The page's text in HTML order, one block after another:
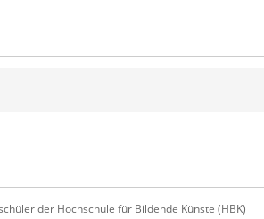
der Hochschule für Bildende Künste (HBK)